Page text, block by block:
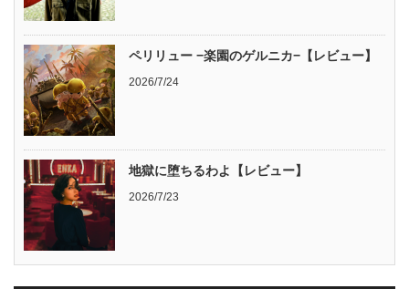
ペリリュー −楽園のゲルニカ−【レビュー】
2026/7/24
地獄に堕ちるわよ【レビュー】
2026/7/23